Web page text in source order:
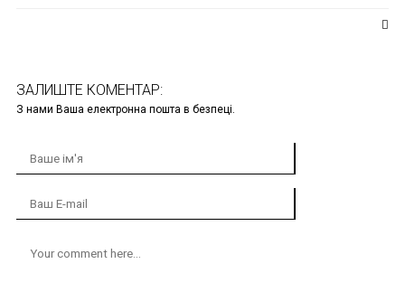
ЗАЛИШТЕ КОМЕНТАР:
З нами Ваша електронна пошта в безпеці.